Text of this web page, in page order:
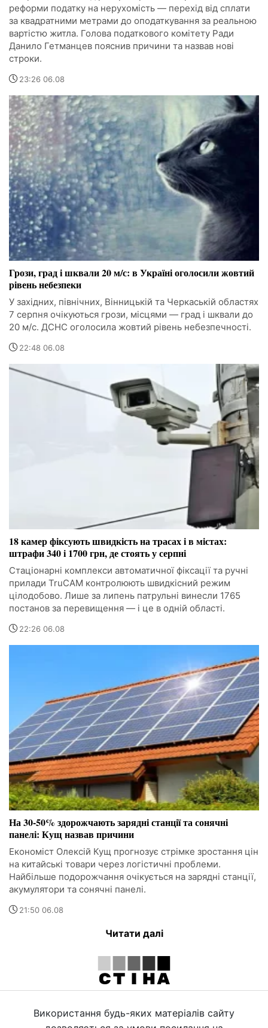
реформи податку на нерухомість — перехід від сплати
за квадратними метрами до оподаткування за реальною
вартістю житла. Голова податкового комітету Ради
Данило Гетманцев пояснив причини та назвав нові
строки.
23:26 06.08
Грози, град і шквали 20 м/с: в Україні оголосили жовтий
рівень небезпеки
У західних, північних, Вінницькій та Черкаській областях
7 серпня очікуються грози, місцями — град і шквали до
20 м/с. ДСНС оголосила жовтий рівень небезпечності.
22:48 06.08
18 камер фіксують швидкість на трасах і в містах:
штрафи 340 і 1700 грн, де стоять у серпні
Стаціонарні комплекси автоматичної фіксації та ручні
прилади TruCAM контролюють швидкісний режим
цілодобово. Лише за липень патрульні винесли 1765
постанов за перевищення — і це в одній області.
22:26 06.08
На 30-50% здорожчають зарядні станції та сонячні
панелі: Кущ назвав причини
Економіст Олексій Кущ прогнозує стрімке зростання цін
на китайські товари через логістичні проблеми.
Найбільше подорожчання очікується на зарядні станції,
акумулятори та сонячні панелі.
21:50 06.08
Читати далі
Використання будь-яких матеріалів сайту